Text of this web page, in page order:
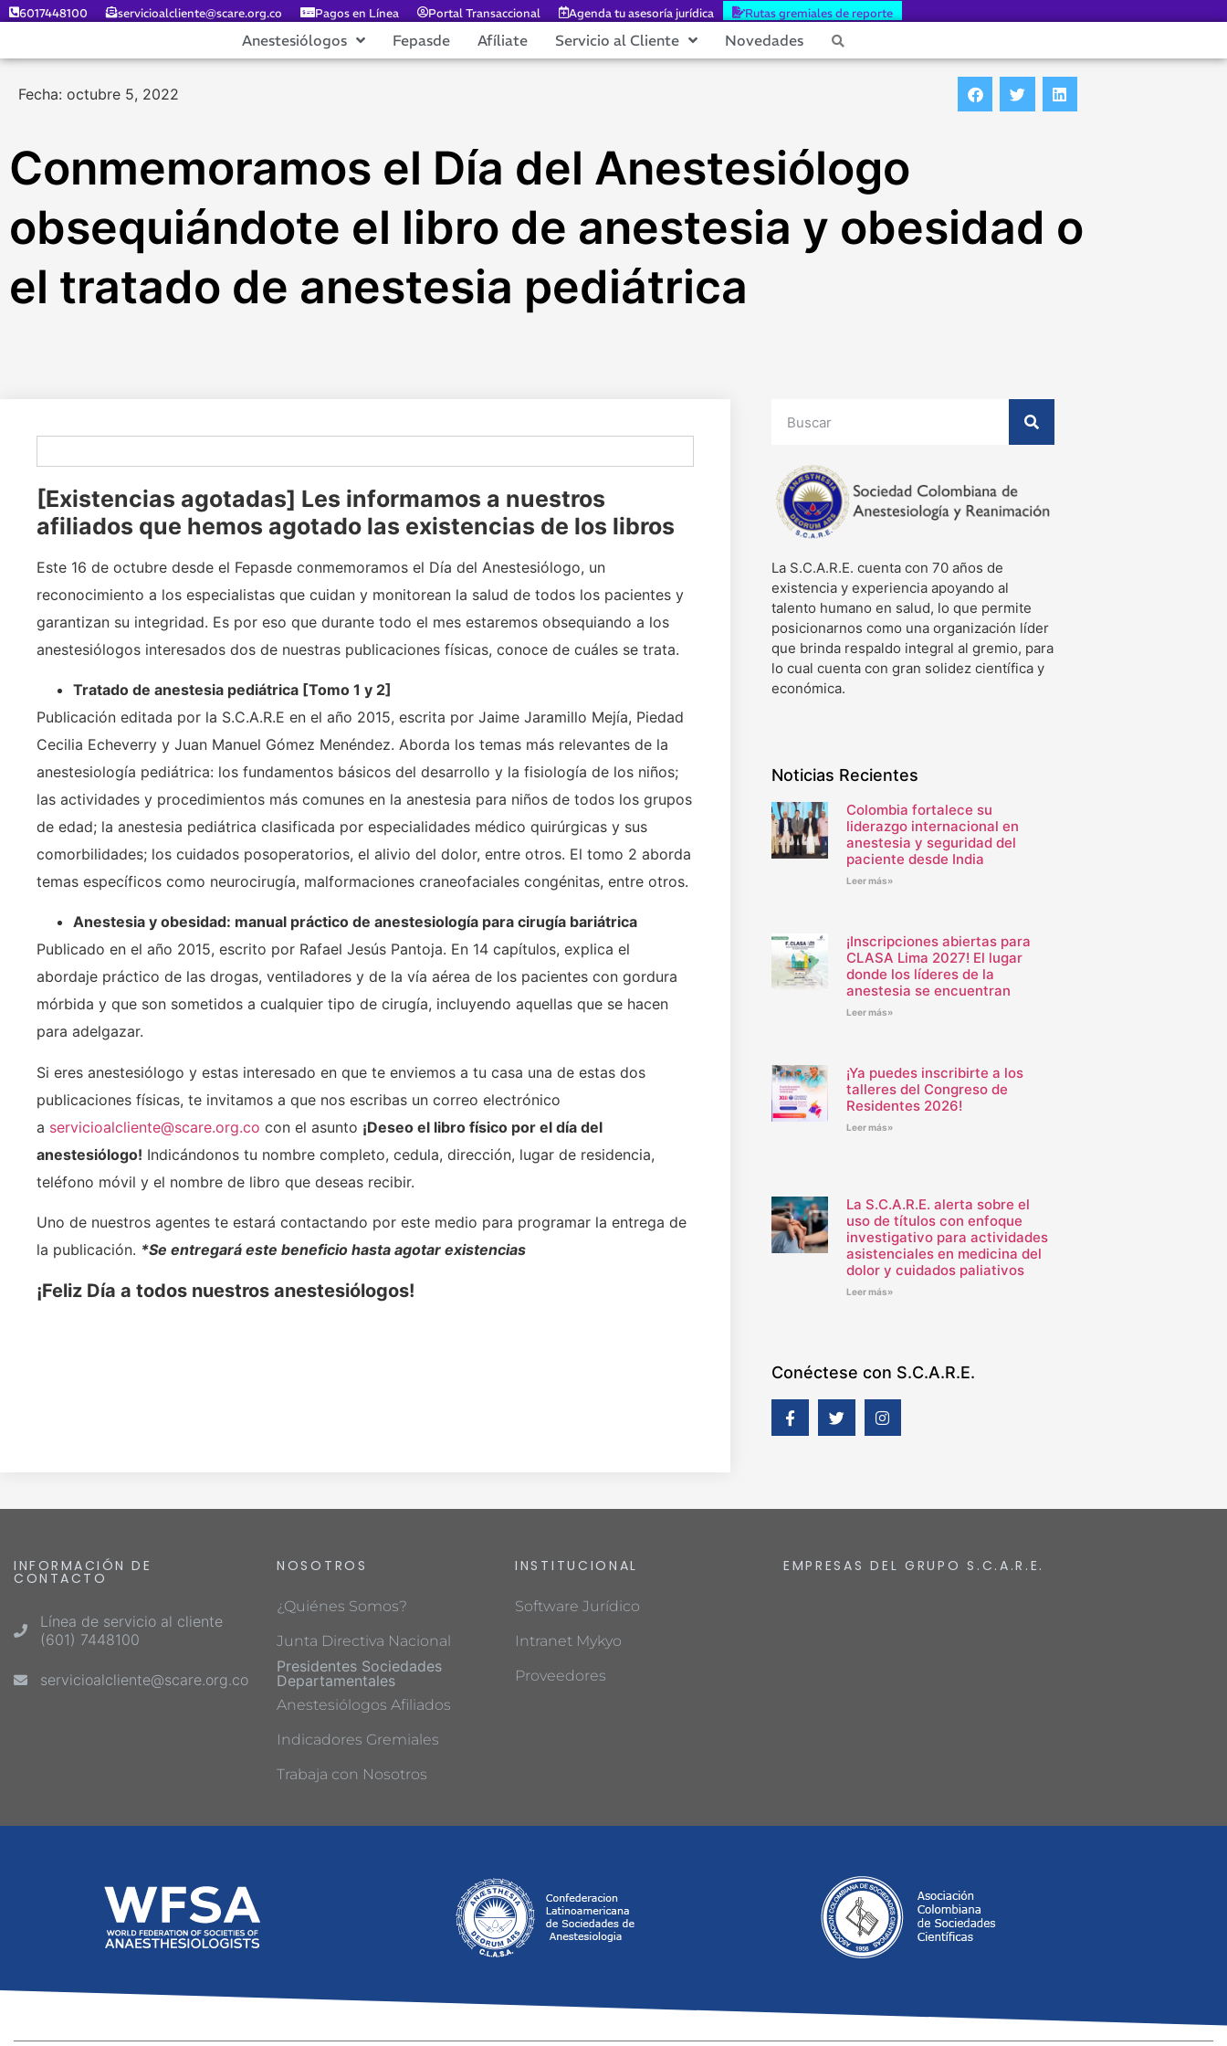
6017448100 servicioalcliente@scare.org.co Pagos en Línea Portal Transaccional Agenda tu asesoría jurídica Rutas gremiales de reporte
Anestesiólogos Fepasde Afíliate Servicio al Cliente Novedades
Fecha: octubre 5, 2022
Conmemoramos el Día del Anestesiólogo
obsequiándote el libro de anestesia y obesidad o
el tratado de anestesia pediátrica
[Existencias agotadas] Les informamos a nuestros
afiliados que hemos agotado las existencias de los libros
Este 16 de octubre desde el Fepasde conmemoramos el Día del Anestesiólogo, un
reconocimiento a los especialistas que cuidan y monitorean la salud de todos los pacientes y
garantizan su integridad. Es por eso que durante todo el mes estaremos obsequiando a los
anestesiólogos interesados dos de nuestras publicaciones físicas, conoce de cuáles se trata.
Tratado de anestesia pediátrica [Tomo 1 y 2]
Publicación editada por la S.C.A.R.E en el año 2015, escrita por Jaime Jaramillo Mejía, Piedad
Cecilia Echeverry y Juan Manuel Gómez Menéndez. Aborda los temas más relevantes de la
anestesiología pediátrica: los fundamentos básicos del desarrollo y la fisiología de los niños;
las actividades y procedimientos más comunes en la anestesia para niños de todos los grupos
de edad; la anestesia pediátrica clasificada por especialidades médico quirúrgicas y sus
comorbilidades; los cuidados posoperatorios, el alivio del dolor, entre otros. El tomo 2 aborda
temas específicos como neurocirugía, malformaciones craneofaciales congénitas, entre otros.
Anestesia y obesidad: manual práctico de anestesiología para cirugía bariátrica
Publicado en el año 2015, escrito por Rafael Jesús Pantoja. En 14 capítulos, explica el
abordaje práctico de las drogas, ventiladores y de la vía aérea de los pacientes con gordura
mórbida y que son sometidos a cualquier tipo de cirugía, incluyendo aquellas que se hacen
para adelgazar.
Si eres anestesiólogo y estas interesado en que te enviemos a tu casa una de estas dos
publicaciones físicas, te invitamos a que nos escribas un correo electrónico
a servicioalcliente@scare.org.co con el asunto ¡Deseo el libro físico por el día del
anestesiólogo! Indicándonos tu nombre completo, cedula, dirección, lugar de residencia,
teléfono móvil y el nombre de libro que deseas recibir.
Uno de nuestros agentes te estará contactando por este medio para programar la entrega de
la publicación. *Se entregará este beneficio hasta agotar existencias
¡Feliz Día a todos nuestros anestesiólogos!
La S.C.A.R.E. cuenta con 70 años de
existencia y experiencia apoyando al
talento humano en salud, lo que permite
posicionarnos como una organización líder
que brinda respaldo integral al gremio, para
lo cual cuenta con gran solidez científica y
económica.
Noticias Recientes
Colombia fortalece su
liderazgo internacional en
anestesia y seguridad del
paciente desde India
Leer más»
¡Inscripciones abiertas para
CLASA Lima 2027! El lugar
donde los líderes de la
anestesia se encuentran
Leer más»
¡Ya puedes inscribirte a los
talleres del Congreso de
Residentes 2026!
Leer más»
La S.C.A.R.E. alerta sobre el
uso de títulos con enfoque
investigativo para actividades
asistenciales en medicina del
dolor y cuidados paliativos
Leer más»
Conéctese con S.C.A.R.E.
INFORMACIÓN DE
CONTACTO
Línea de servicio al cliente
(601) 7448100
servicioalcliente@scare.org.co
NOSOTROS
¿Quiénes Somos?
Junta Directiva Nacional
Presidentes Sociedades
Departamentales
Anestesiólogos Afiliados
Indicadores Gremiales
Trabaja con Nosotros
INSTITUCIONAL
Software Jurídico
Intranet Mykyo
Proveedores
EMPRESAS DEL GRUPO S.C.A.R.E.